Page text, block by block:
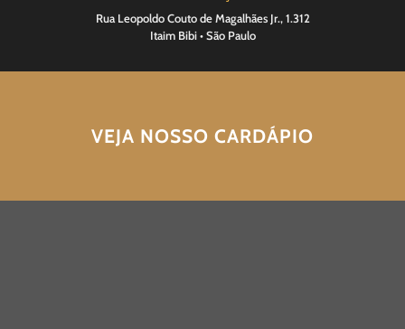
Rua Leopoldo Couto de Magalhães Jr., 1.312
Itaim Bibi • São Paulo
VEJA NOSSO CARDÁPIO